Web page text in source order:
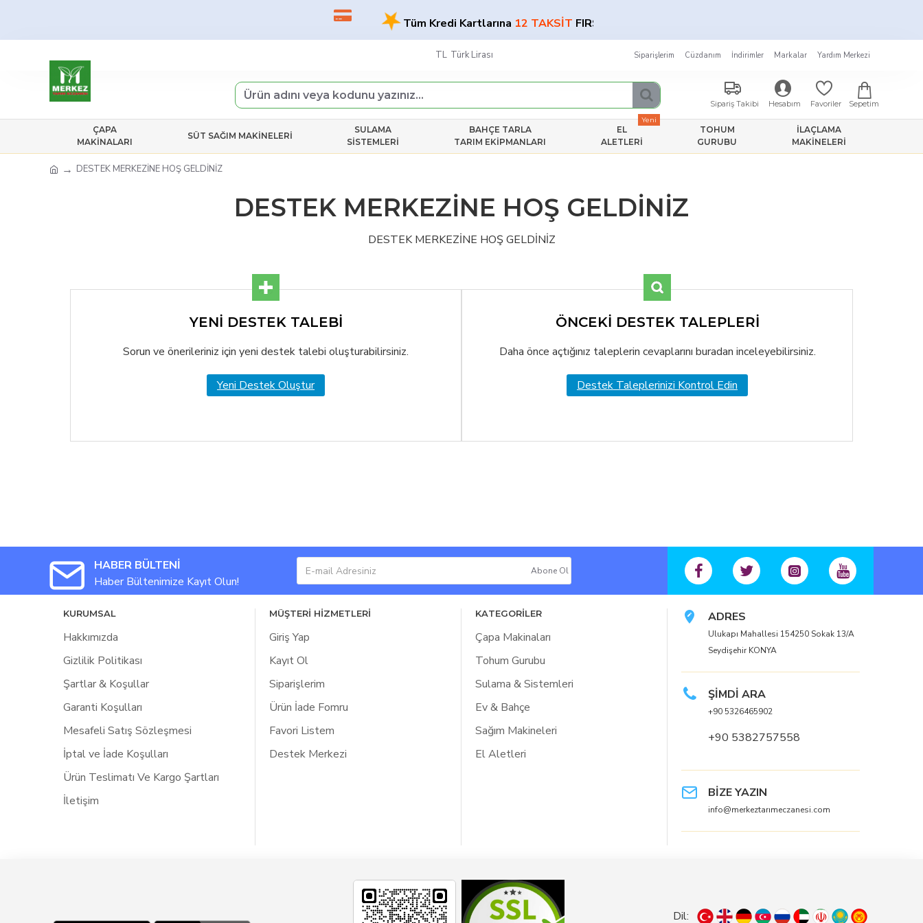
★Tüm Kredi Kartlarına12 TAKSİTFIRSATI!
TL Türk Lirası Siparişlerim Cüzdanım İndirimler Markalar Yardım Merkezi
Sipariş Takibi Hesabım Favoriler Sepetim
ÇAPA
MAKINALARI
SÜT SAĞIM MAKINELERI
SULAMA
SISTEMLERI
BAHÇE TARLA
TARIM EKIPMANLARI
EL
ALETLERI
Yeni
TOHUM
GURUBU
İLAÇLAMA
MAKINELERI
DESTEK MERKEZİNE HOŞ GELDİNİZ
DESTEK MERKEZİNE HOŞ GELDİNİZ
DESTEK MERKEZİNE HOŞ GELDİNİZ
YENİ DESTEK TALEBİ
Sorun ve önerileriniz için yeni destek talebi oluşturabilirsiniz.
Yeni Destek Oluştur
ÖNCEKİ DESTEK TALEPLERİ
Daha önce açtığınız taleplerin cevaplarını buradan inceleyebilirsiniz.
Destek Taleplerinizi Kontrol Edin
HABER BÜLTENİ
Haber Bültenimize Kayıt Olun!
Abone Ol
KURUMSAL
Hakkımızda
Gizlilik Politikası
Şartlar & Koşullar
Garanti Koşulları
Mesafeli Satış Sözleşmesi
İptal ve İade Koşulları
Ürün Teslimatı Ve Kargo Şartları
İletişim
MÜŞTERİ HİZMETLERİ
Giriş Yap
Kayıt Ol
Siparişlerim
Ürün İade Fomru
Favori Listem
Destek Merkezi
KATEGORİLER
Çapa Makinaları
Tohum Gurubu
Sulama & Sistemleri
Ev & Bahçe
Sağım Makineleri
El Aletleri
ADRES
Ulukapı Mahallesi 154250 Sokak 13/A
Seydişehir KONYA
ŞİMDİ ARA
+90 5326465902
+90 5382757558
BİZE YAZIN
info@merkeztarımeczanesi.com
Dil: